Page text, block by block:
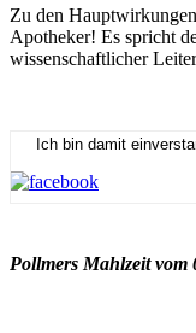
Zu den
Apotheker! Es spricht
wissenschaftlicher
Ich bin damit
Pollmers Mahlzeit vom